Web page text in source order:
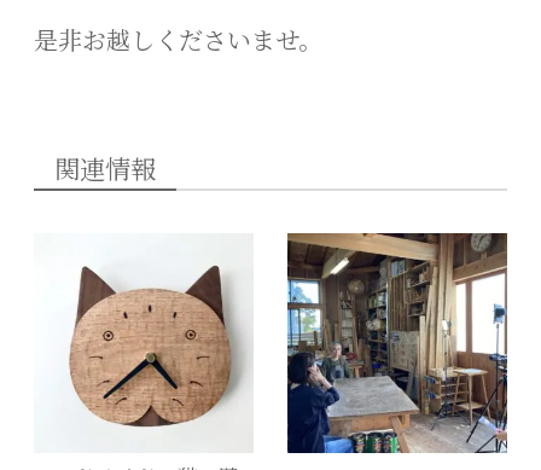
是非お越しくださいませ。
関連情報